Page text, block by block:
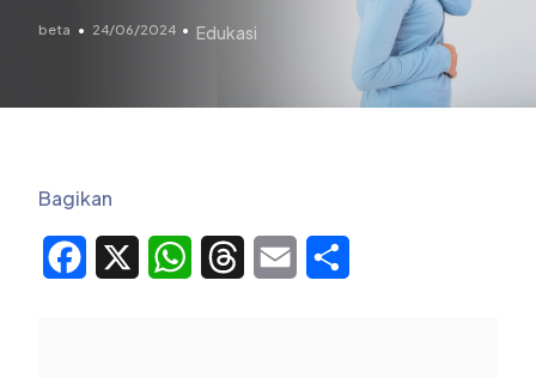
beta 24/06/2024 Edukasi
Bagikan
Facebook WhatsAppThreadsEmail